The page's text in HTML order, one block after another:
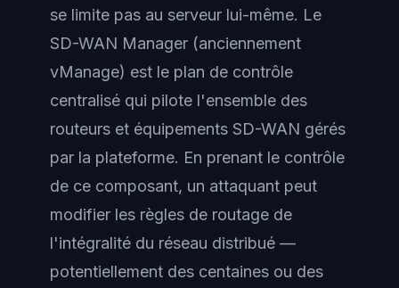
se limite pas au serveur lui-même. Le
SD-WAN Manager (anciennement
vManage) est le plan de contrôle
centralisé qui pilote l'ensemble des
routeurs et équipements SD-WAN gérés
par la plateforme. En prenant le contrôle
de ce composant, un attaquant peut
modifier les règles de routage de
l'intégralité du réseau distribué —
potentiellement des centaines ou des